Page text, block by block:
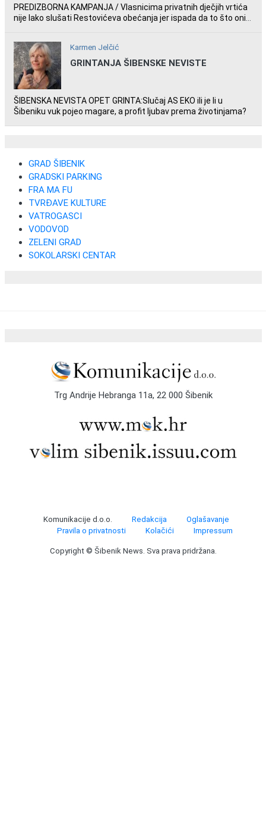
PREDIZBORNA KAMPANJA / Vlasnicima privatnih dječjih vrtića
nije lako slušati Restovićeva obećanja jer ispada da to što oni
Karmen Jelčić
GRINTANJA ŠIBENSKE NEVISTE
ŠIBENSKA NEVISTA OPET GRINTA:Slučaj AS EKO ili je li u
Šibeniku vuk pojeo magare, a profit ljubav prema životinjama?
GRAD ŠIBENIK
GRADSKI PARKING
FRA MA FU
TVRĐAVE KULTURE
VATROGASCI
VODOVOD
ZELENI GRAD
SOKOLARSKI CENTAR
Trg Andrije Hebranga 11a, 22 000 Šibenik
Komunikacije d.o.o. Redakcija
Oglašavanje
Pravila o privatnosti
Kolačići Impressum
Copyright © Šibenik News. Sva prava pridržana.